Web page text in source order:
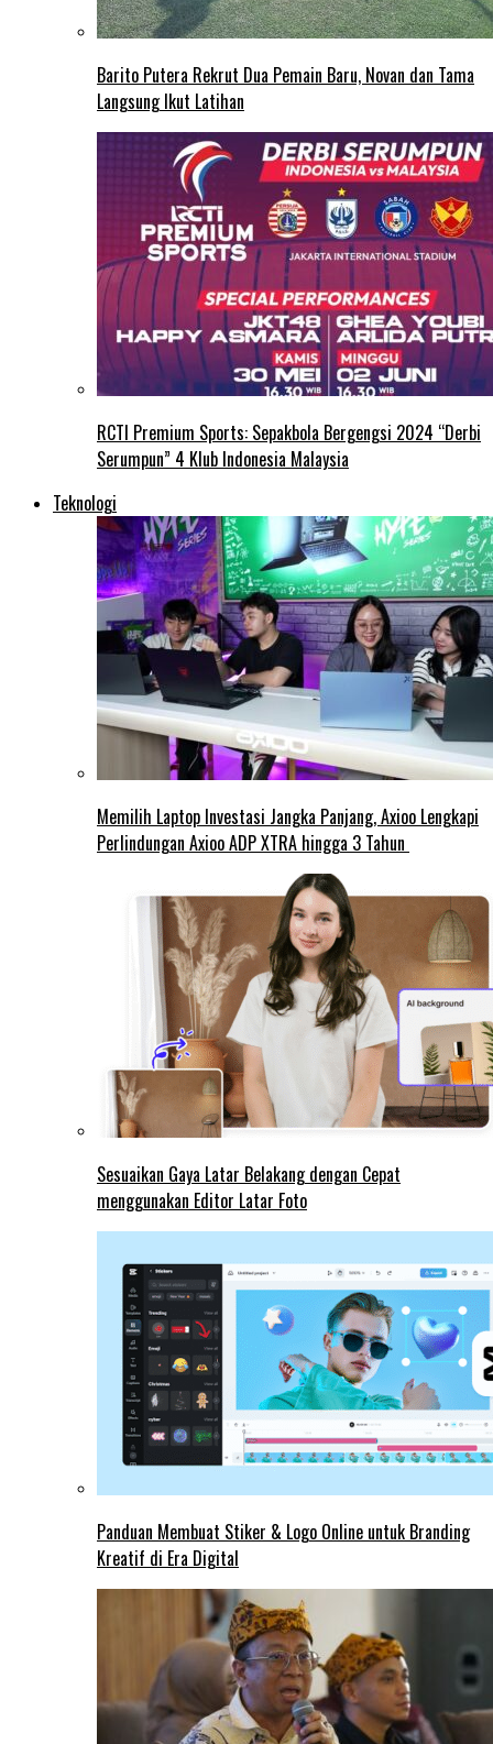
Barito Putera Rekrut Dua Pemain Baru, Novan dan Tama
Langsung Ikut Latihan
RCTI Premium Sports: Sepakbola Bergengsi 2024 “Derbi
Serumpun” 4 Klub Indonesia Malaysia
Teknologi
Memilih Laptop Investasi Jangka Panjang, Axioo Lengkapi
Perlindungan Axioo ADP XTRA hingga 3 Tahun
Sesuaikan Gaya Latar Belakang dengan Cepat
menggunakan Editor Latar Foto
Panduan Membuat Stiker & Logo Online untuk Branding
Kreatif di Era Digital